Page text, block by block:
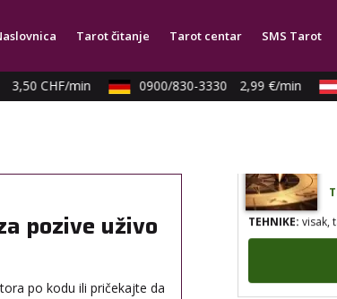
Tarot čitanje Tarot centar SMS Tarot
3,50 CHF/min 0900/830-3330 2,99 €/min
pozive uživo
po kodu ili pričekajte da
TEHNIKE:visak,